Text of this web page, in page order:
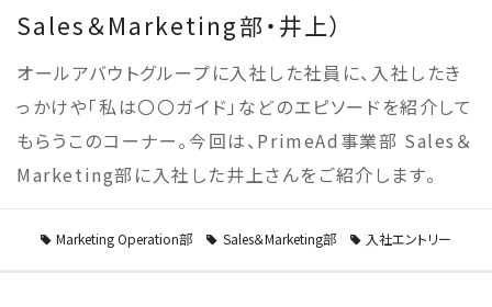
Sales＆Marketing部・井上）
オールアバウトグループに入社した社員に、入社したき
っかけや「私は〇〇ガイド」などのエピソードを紹介して
もらうこのコーナー。今回は、PrimeAd事業部 Sales＆
Marketing部に入社した井上さんをご紹介します。
Marketing Operation部 Sales＆Marketing部 入社エントリー